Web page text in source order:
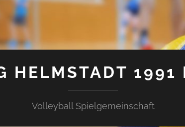
HELMSTADT 1991
Volleyball Spielgemeinschaft